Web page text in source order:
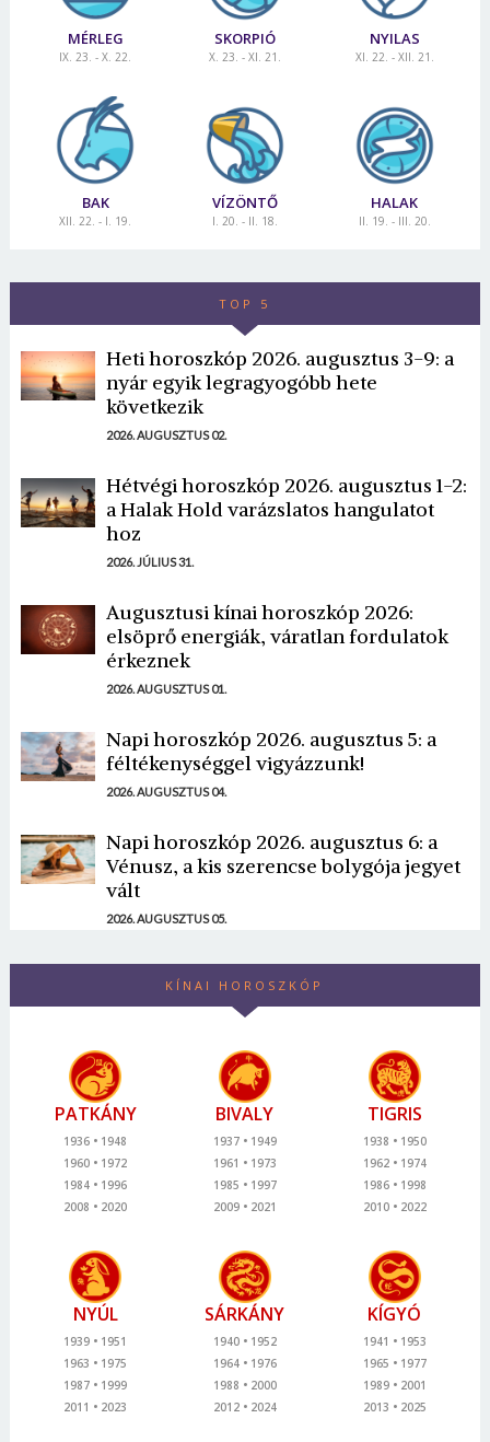
MÉRLEG
IX. 23. - X. 22.
SKORPIÓ
X. 23. - XI. 21.
NYILAS
XI. 22. - XII. 21.
BAK
XII. 22. - I. 19.
VÍZÖNTŐ
I. 20. - II. 18.
HALAK
II. 19. - III. 20.
TOP 5
Heti horoszkóp 2026. augusztus 3-9: a
nyár egyik legragyogóbb hete
következik
2026. AUGUSZTUS 02.
Hétvégi horoszkóp 2026. augusztus 1-2:
a Halak Hold varázslatos hangulatot
hoz
2026. JÚLIUS 31.
Augusztusi kínai horoszkóp 2026:
elsöprő energiák, váratlan fordulatok
érkeznek
2026. AUGUSZTUS 01.
Napi horoszkóp 2026. augusztus 5: a
féltékenységgel vigyázzunk!
2026. AUGUSZTUS 04.
Napi horoszkóp 2026. augusztus 6: a
Vénusz, a kis szerencse bolygója jegyet
vált
2026. AUGUSZTUS 05.
KÍNAI HOROSZKÓP
PATKÁNY
1936
1948
1960
1972
1984
1996
2008
2020
BIVALY
1937
1949
1961
1973
1985
1997
2009
2021
TIGRIS
1938
1950
1962
1974
1986
1998
2010
2022
NYÚL
1939
1951
1963
1975
1987
1999
2011
2023
SÁRKÁNY
1940
1952
1964
1976
1988
2000
2012
2024
KÍGYÓ
1941
1953
1965
1977
1989
2001
2013
2025